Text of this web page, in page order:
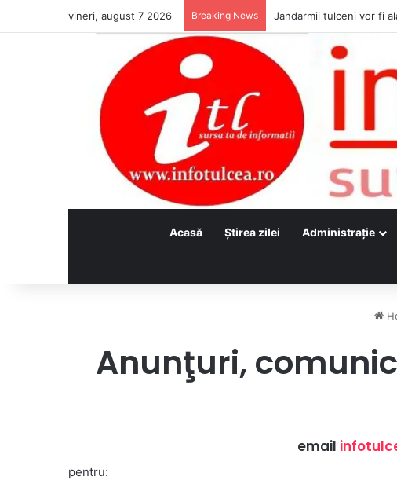
vineri, august 7 2026 Breaking News Jandarmii tulceni vor fi
Acasă Ştirea zilei Administraţie
Anunţuri,
email
pentru: